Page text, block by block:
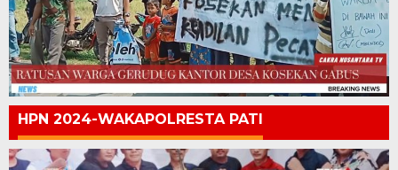
HPN 2024-WAKAPOLRESTA PATI